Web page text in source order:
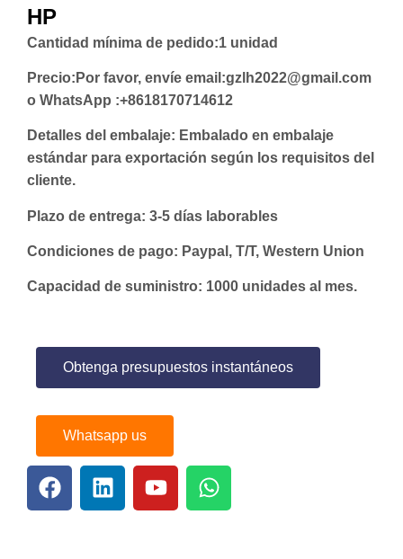
HP
Cantidad mínima de pedido:1 unidad
Precio: Por favor, envíe email:gzlh2022@gmail.com
o WhatsApp :+8618170714612
Detalles del embalaje: Embalado en embalaje
estándar para exportación según los requisitos del
cliente.
Plazo de entrega: 3-5 días laborables
Condiciones de pago: Paypal, T/T, Western Union
Capacidad de suministro: 1000 unidades al mes.
Obtenga presupuestos instantáneos
Whatsapp us